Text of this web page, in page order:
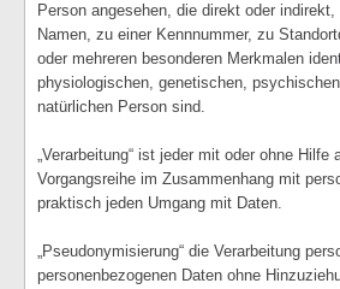
Person angesehen, die direkt oder
Namen, zu einer Kennnummer, zu
oder mehreren besonderen Merkmalen
physiologischen, genetischen,
natürlichen Person sind.
„Verarbeitung“ ist jeder mit oder ohne
Vorgangsreihe im Zusammenhang mit
praktisch jeden Umgang mit Daten.
„Pseudonymisierung“ die Verarbeitung
personenbezogenen Daten ohne